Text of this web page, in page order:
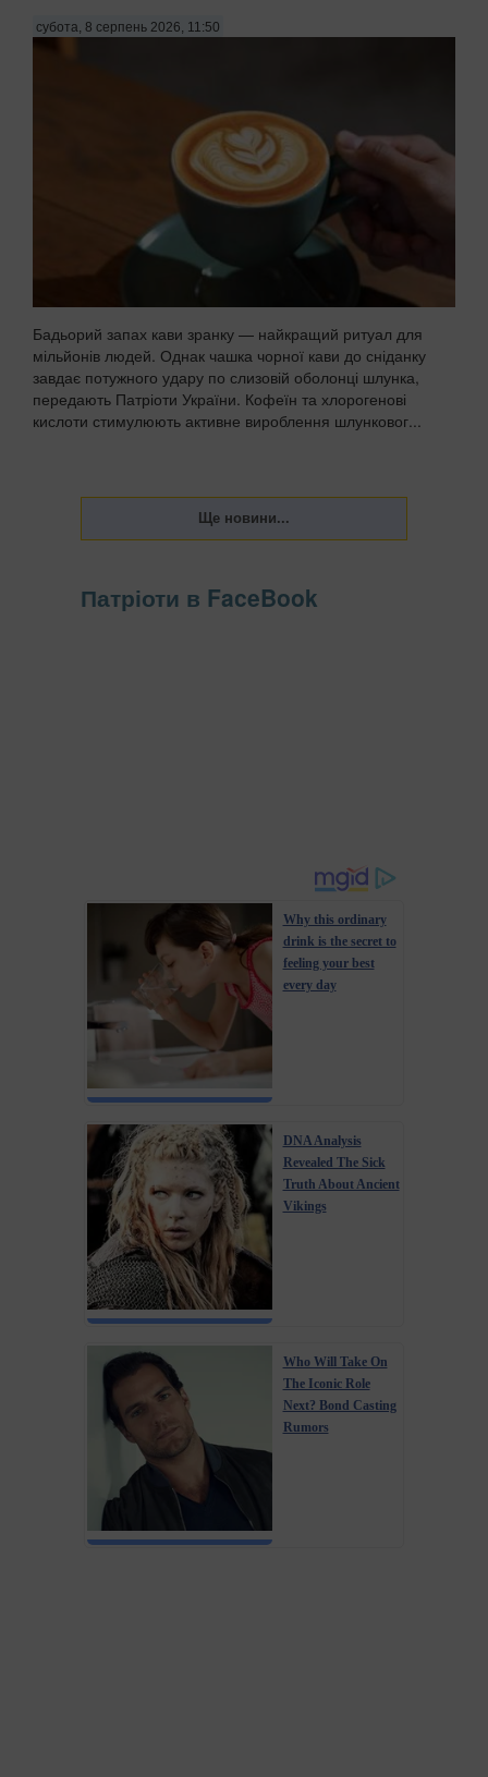
субота, 8 серпень 2026, 11:50
Бадьорий запах кави зранку — найкращий ритуал для
мільйонів людей. Однак чашка чорної кави до сніданку
завдає потужного удару по слизовій оболонці шлунка,
передають Патріоти України. Кофеїн та хлорогенові
кислоти стимулюють активне вироблення шлунковог...
Патріоти в FaceBook
Why this ordinary
drink is the secret to
feeling your best
every day
DNA Analysis
Revealed The Sick
Truth About Ancient
Vikings
Who Will Take On
The Iconic Role
Next? Bond Casting
Rumors